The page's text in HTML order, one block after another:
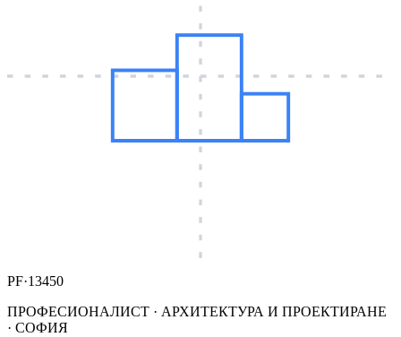
PF·13450
ПРОФЕСИОНАЛИСТ · АРХИТЕКТУРА И ПРОЕКТИРАНЕ
· СОФИЯ